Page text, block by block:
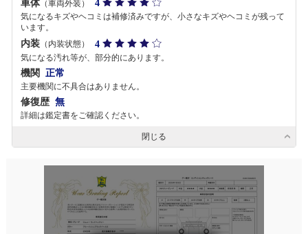
車体（車両外装） 4
気になるキズやヘコミは補修済みですが、小さなキズやヘコミが残って
います。
内装 （内装状態） 4
気になる汚れ等が、部分的にあります。
機関 正常
主要機関に不具合はありません。
修復歴 無
詳細は鑑定書をご確認ください。
閉じる